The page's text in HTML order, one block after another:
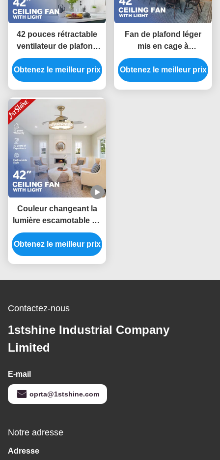
42 pouces rétractable
ventilateur de plafond
lumière pour le confort
et la commodité
Obtenez le meilleur prix
Fan de plafond léger
mis en cage à
télécommande, fan de
plafond décoratif de
LED
Obtenez le meilleur prix
Couleur changeant la
lumière escamotable de
fan de plafond 3000K
pour la chambre à
coucher d'hôtel
Obtenez le meilleur prix
Contactez-nous
1stshine Industrial Company
Limited
E-mail
oprta@1stshine.com
Notre adresse
Adresse